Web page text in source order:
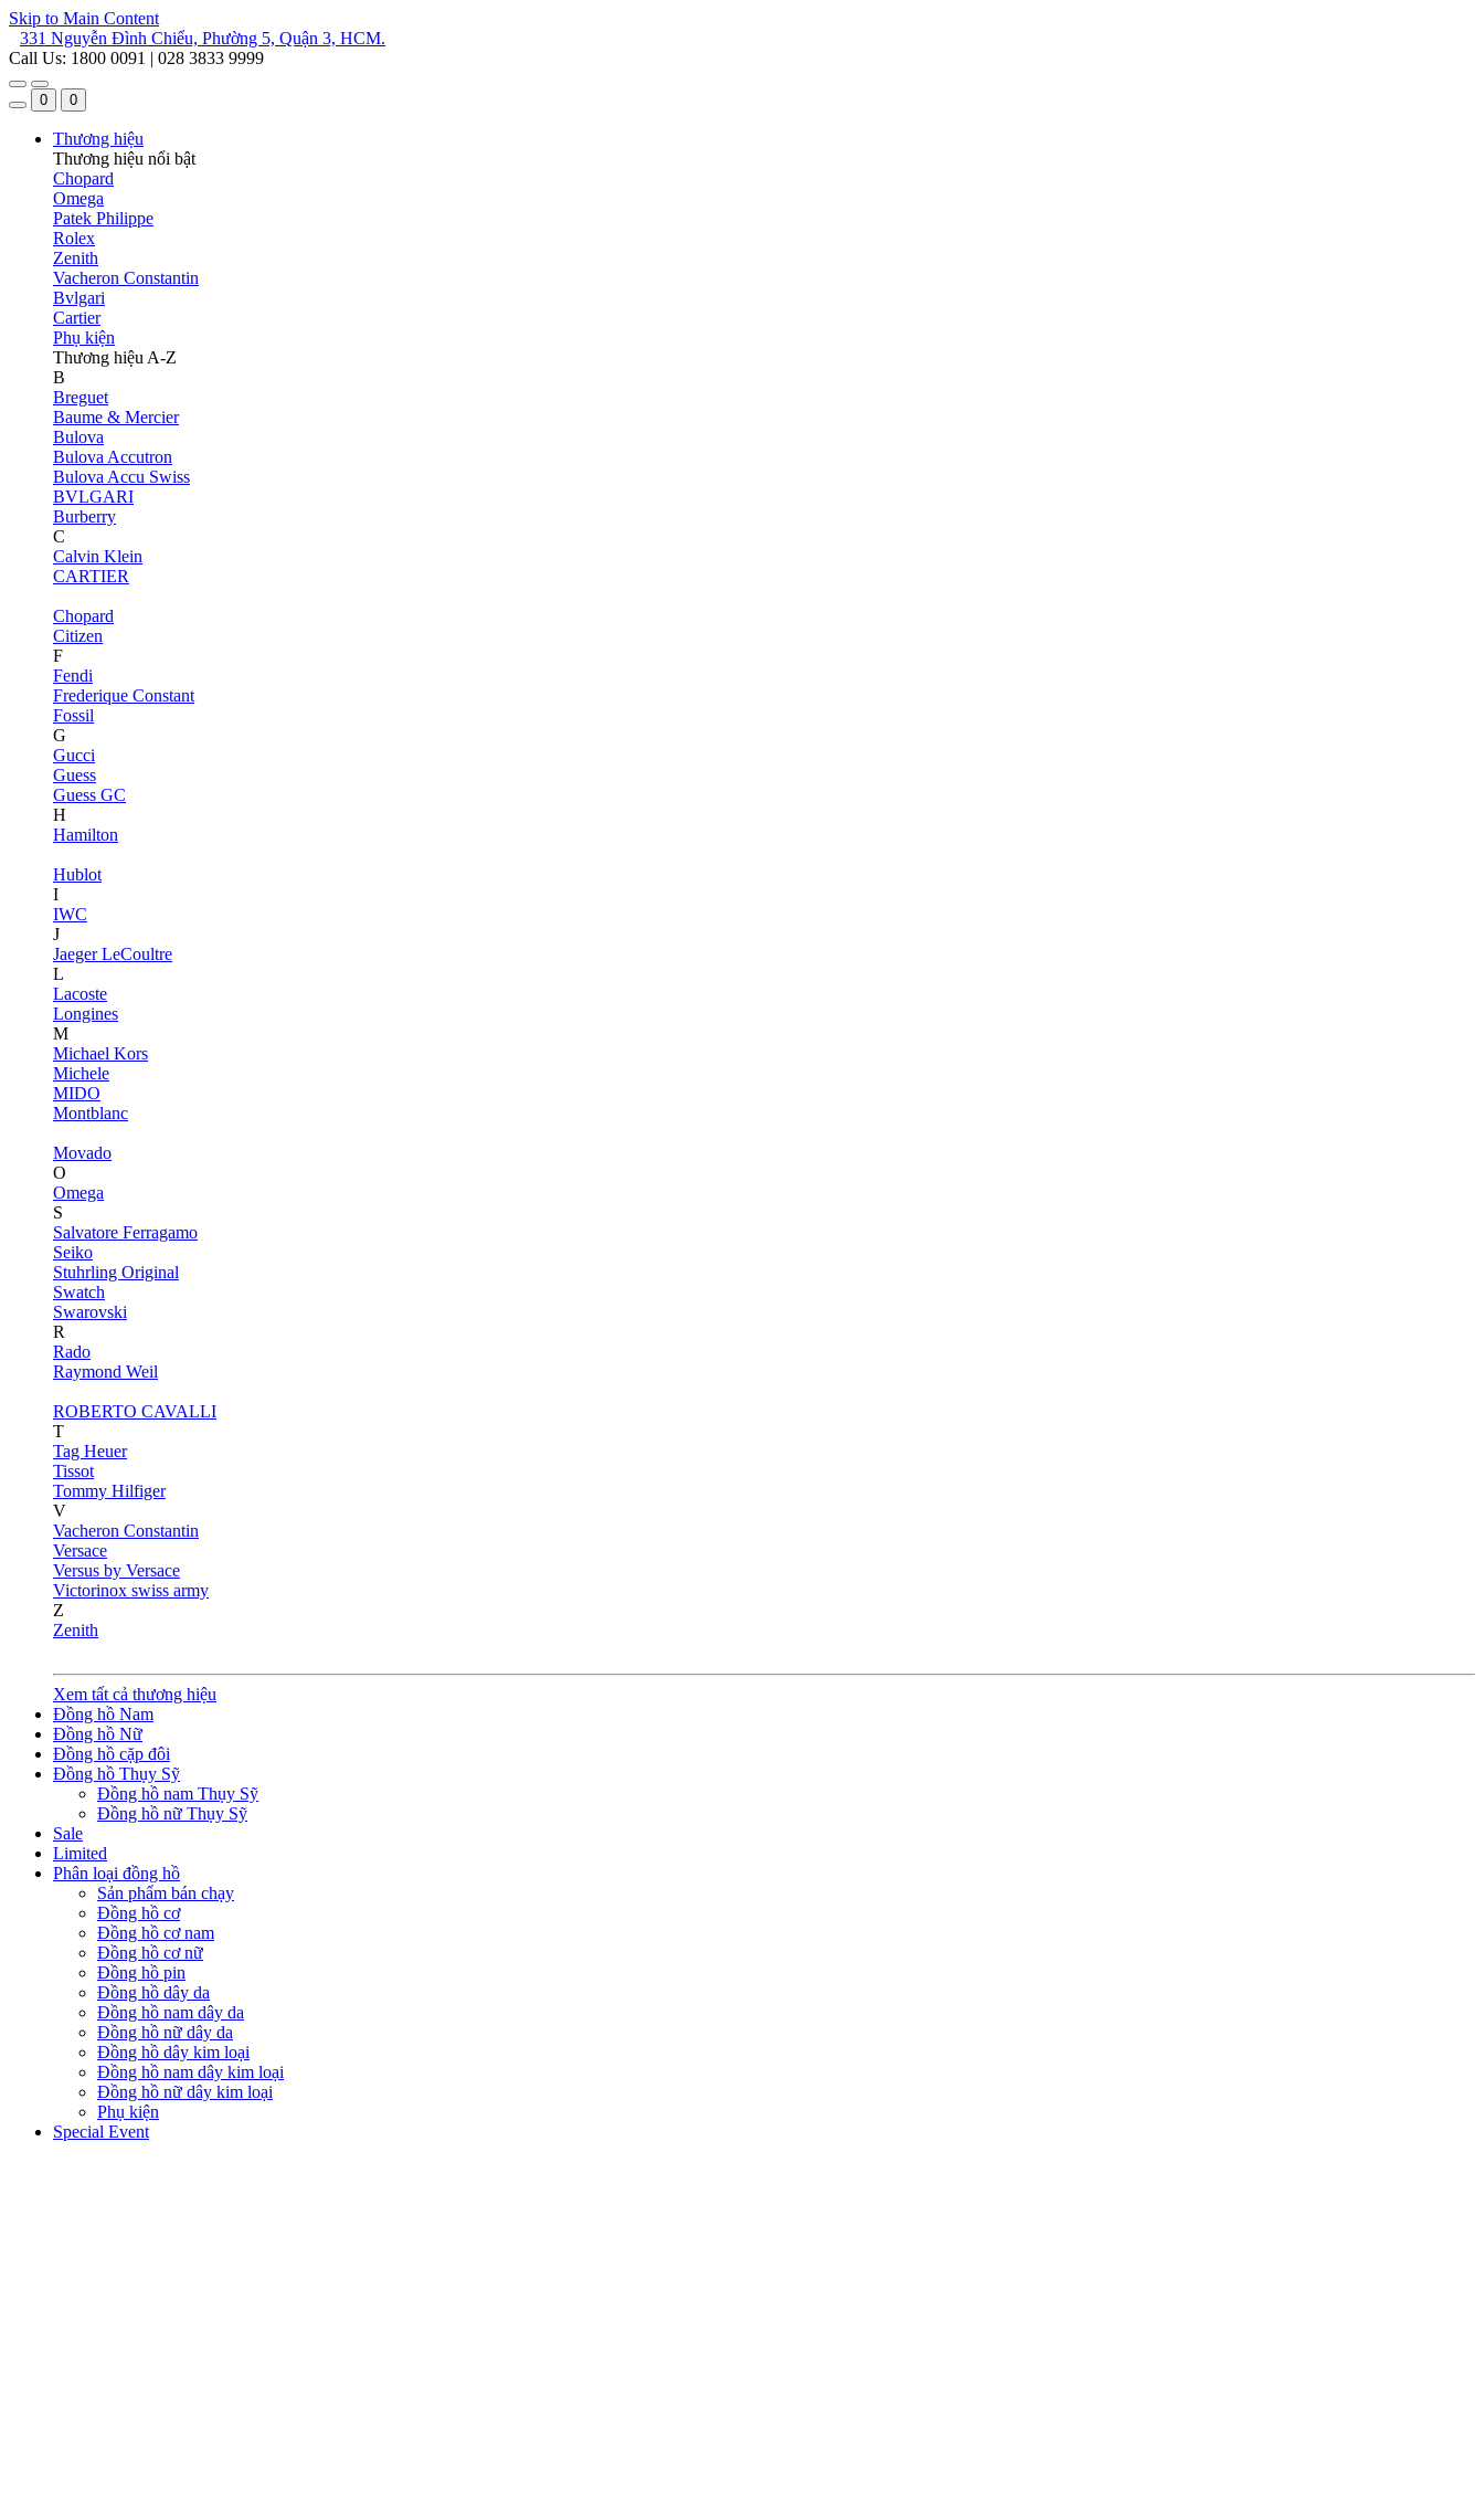
Skip to Main Content
331 Nguyễn Đình Chiểu, Phường 5, Quận 3, HCM.
Call Us: 1800 0091 | 028 3833 9999
0 0
Thương hiệu
Thương hiệu nổi bật
Chopard
Omega
Patek Philippe
Rolex
Zenith
Vacheron Constantin
Bvlgari
Cartier
Phụ kiện
Thương hiệu A-Z
B
Breguet
Baume & Mercier
Bulova
Bulova Accutron
Bulova Accu Swiss
BVLGARI
Burberry
C
Calvin Klein
CARTIER
Chopard
Citizen
F
Fendi
Frederique Constant
Fossil
G
Gucci
Guess
Guess GC
H
Hamilton
Hublot
I
IWC
J
Jaeger LeCoultre
L
Lacoste
Longines
M
Michael Kors
Michele
MIDO
Montblanc
Movado
O
Omega
S
Salvatore Ferragamo
Seiko
Stuhrling Original
Swatch
Swarovski
R
Rado
Raymond Weil
ROBERTO CAVALLI
T
Tag Heuer
Tissot
Tommy Hilfiger
V
Vacheron Constantin
Versace
Versus by Versace
Victorinox swiss army
Z
Zenith
Xem tất cả thương hiệu
Đồng hồ Nam
Đồng hồ Nữ
Đồng hồ cặp đôi
Đồng hồ Thụy Sỹ
Đồng hồ nam Thụy Sỹ
Đồng hồ nữ Thụy Sỹ
Sale
Limited
Phân loại đồng hồ
Sản phẩm bán chạy
Đồng hồ cơ
Đồng hồ cơ nam
Đồng hồ cơ nữ
Đồng hồ pin
Đồng hồ dây da
Đồng hồ nam dây da
Đồng hồ nữ dây da
Đồng hồ dây kim loại
Đồng hồ nam dây kim loại
Đồng hồ nữ dây kim loại
Phụ kiện
Special Event